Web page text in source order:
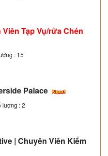
Tạp Vụ/rửa Chén
: 15
Palace
lượng : 2
| Chuyên Viên Kiểm